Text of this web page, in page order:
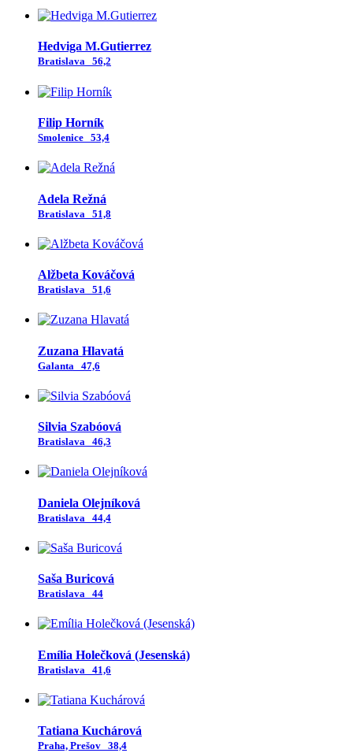
Hedviga M.Gutierrez
Bratislava 56,2
Filip Horník
Smolenice 53,4
Adela Režná
Bratislava 51,8
Alžbeta Kováčová
Bratislava 51,6
Zuzana Hlavatá
Galanta 47,6
Silvia Szabóová
Bratislava 46,3
Daniela Olejníková
Bratislava 44,4
Saša Buricová
Bratislava 44
Emília Holečková (Jesenská)
Bratislava 41,6
Tatiana Kuchárová
Praha, Prešov 38,4